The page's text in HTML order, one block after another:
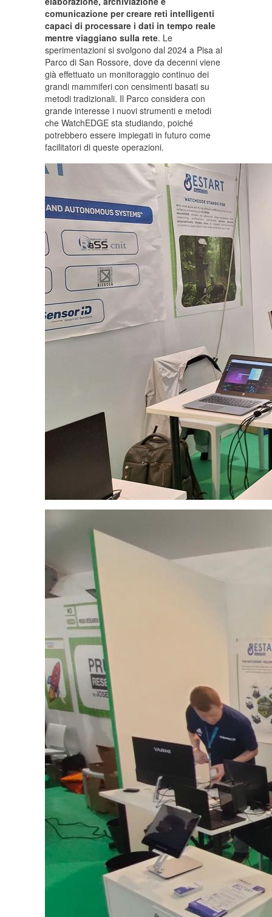
comunicazione per creare reti intelligenti
capaci di processare i dati in tempo reale
mentre viaggiano sulla rete. Le
sperimentazioni si svolgono dal 2024 a Pisa al
Parco di San Rossore, dove da decenni viene
già effettuato un monitoraggio continuo dei
grandi mammiferi con censimenti basati su
metodi tradizionali. Il Parco considera con
grande interesse i nuovi strumenti e metodi
che WatchEDGE sta studiando, poiché
potrebbero essere impiegati in futuro come
facilitatori di queste operazioni.